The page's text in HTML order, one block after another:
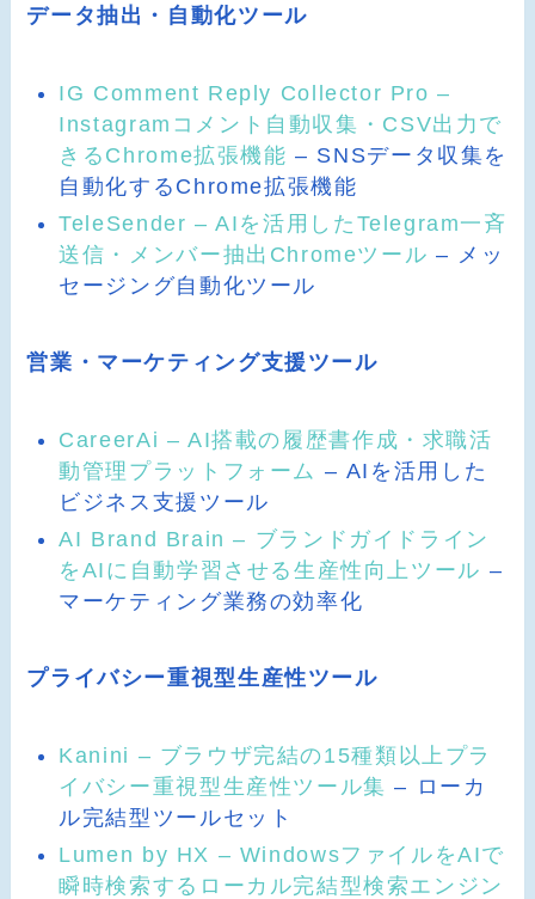
データ抽出・自動化ツール
IG Comment Reply Collector Pro –
Instagramコメント自動収集・CSV出力で
きるChrome拡張機能 – SNSデータ収集を
自動化するChrome拡張機能
TeleSender – AIを活用したTelegram一斉
送信・メンバー抽出Chromeツール – メッ
セージング自動化ツール
営業・マーケティング支援ツール
CareerAi – AI搭載の履歴書作成・求職活
動管理プラットフォーム – AIを活用した
ビジネス支援ツール
AI Brand Brain – ブランドガイドライン
をAIに自動学習させる生産性向上ツール –
マーケティング業務の効率化
プライバシー重視型生産性ツール
Kanini – ブラウザ完結の15種類以上プラ
イバシー重視型生産性ツール集 – ローカ
ル完結型ツールセット
Lumen by HX – WindowsファイルをAIで
瞬時検索するローカル完結型検索エンジン